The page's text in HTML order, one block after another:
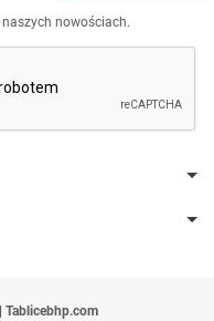
nowościach.
| Tablicebhp.com